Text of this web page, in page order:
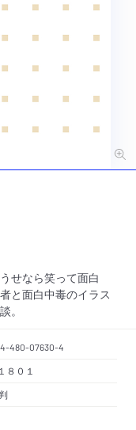
せなら笑って面白
と面白中毒のイラス
。
480-07630-4
１８０１